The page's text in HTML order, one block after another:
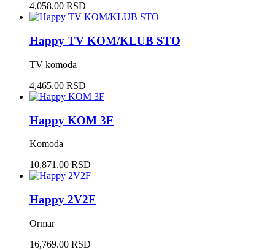
4,058.00 RSD
Happy TV KOM/KLUB STO
TV komoda
4,465.00 RSD
Happy KOM 3F
Komoda
10,871.00 RSD
Happy 2V2F
Ormar
16,769.00 RSD